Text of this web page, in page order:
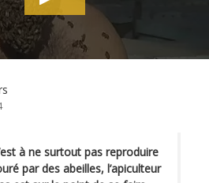
à ne surtout pas reproduire
par des abeilles, l’apiculteur